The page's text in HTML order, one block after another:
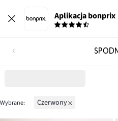
Aplikacja bonprix
Wybrane: czerwony